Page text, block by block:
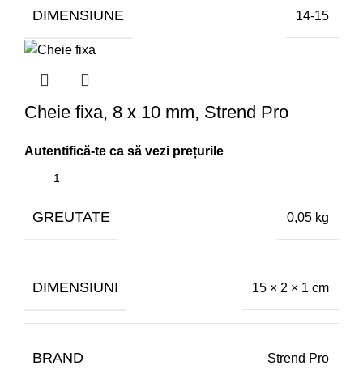
DIMENSIUNE 14-15
Cheie fixa, 8 x 10 mm, Strend Pro
GREUTATE 0,05 kg
DIMENSIUNI 15 × 2 × 1 cm
BRAND Strend Pro